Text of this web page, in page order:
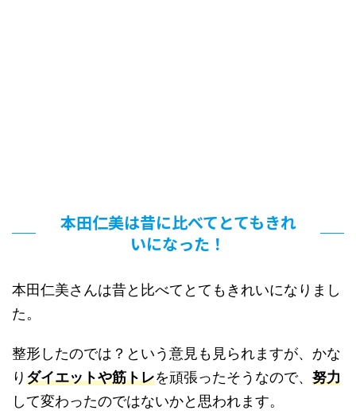
本田仁美は昔に比べてとてもきれ
いになった！
本田仁美さんは昔と比べてとてもきれいになりまし
た。
整形したのでは？という意見も見られますが、かな
りダイエットや筋トレを頑張ったそうなので、努力
して変わったのではないかと思われます。